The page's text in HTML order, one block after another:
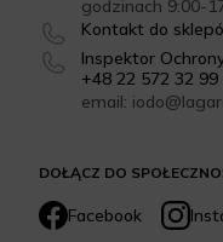
DOŁĄCZ DO
Facebook
godzinach 9:00-
Kontakt do
Inspektor
+48 22 572 32 99
email: